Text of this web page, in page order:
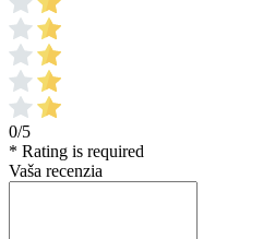
0/5
* Rating is required
Vaša recenzia